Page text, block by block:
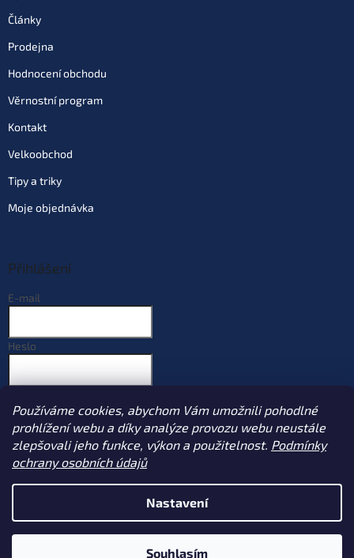
Používáme cookies, abychom Vám umožnili pohodlné
prohlížení webu a díky analýze provozu webu neustále
zlepšovali jeho funkce, výkon a použitelnost. Podmínky
ochrany osobních údajů
Nastavení
Souhlasím
Články
Prodejna
Hodnocení obchodu
Věrnostní program
Kontakt
Velkoobchod
Tipy a triky
Moje objednávka
Přihlášení
E-mail
Heslo
Nová registrace
Zapomenuté heslo
nastavení cookies